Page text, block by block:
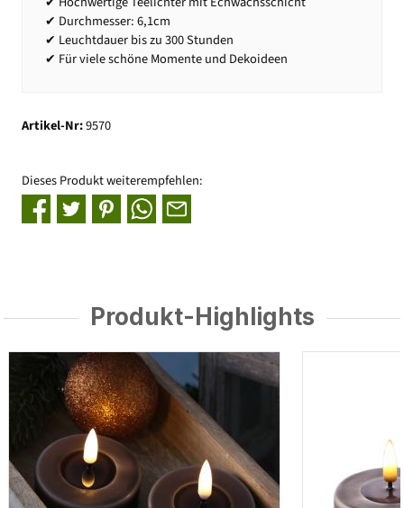
✔ Durchmesser: 6,1cm
✔ Leuchtdauer bis zu 300 Stunden
✔ Für viele schöne Momente und Dekoideen
Artikel-Nr:9570
Dieses Produkt weiterempfehlen:
Produkt-Highlights